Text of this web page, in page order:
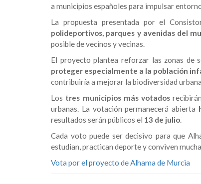
a municipios españoles para impulsar
La propuesta presentada por el
polideportivos, parques y avenidas del
posible de vecinos y vecinas.
El proyecto plantea reforzar las zonas de
proteger especialmente a la población
contribuiría a mejorar la biodiversidad
Los tres municipios más votados
urbanas. La votación permanecerá abierta
resultados serán públicos el 13 de julio.
Cada voto puede ser decisivo para que
estudian, practican deporte y conviven
Vota por el proyecto de Alhama de Murcia